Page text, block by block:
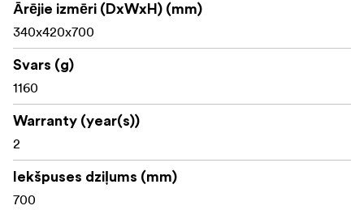
Ārējie izmēri (DxWxH) (mm)
340x420x700
Svars (g)
1160
Warranty (year(s))
2
Iekšpuses dziļums (mm)
700